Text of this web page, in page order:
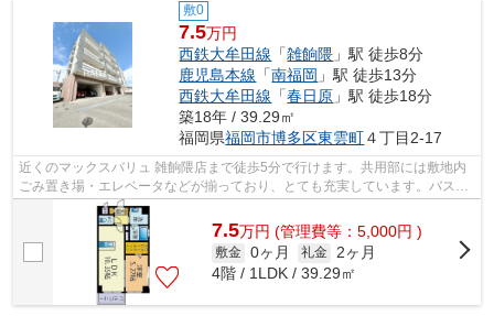
敷0
7.5万円
西鉄大牟田線 「雑餉隈 」駅 徒歩8分
鹿児島本線 「南福岡 」駅 徒歩13分
西鉄大牟田線 「春日原 」駅 徒歩18分
築18年 / 39.29㎡
福岡県福岡市博多区東雲町４丁目2-17
近くのマックスバリュ 雑餉隈店まで徒歩5分で行けます。共用部には敷地内
ごみ置き場・エレベータなどが揃っており、とても充実しています。バス停
まで徒歩3分以内なので楽に駅まで移動...
7.5万円 (管理費等：5,000円 )
敷金 0ヶ月 礼金 2ヶ月
4階 / 1LDK / 39.29㎡